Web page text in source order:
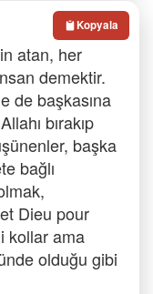
atan, her
demektir.
de başkasına
bırakıp
başka
bağlı
Dieu pour
kollar ama
olduğu gibi
Kopyala